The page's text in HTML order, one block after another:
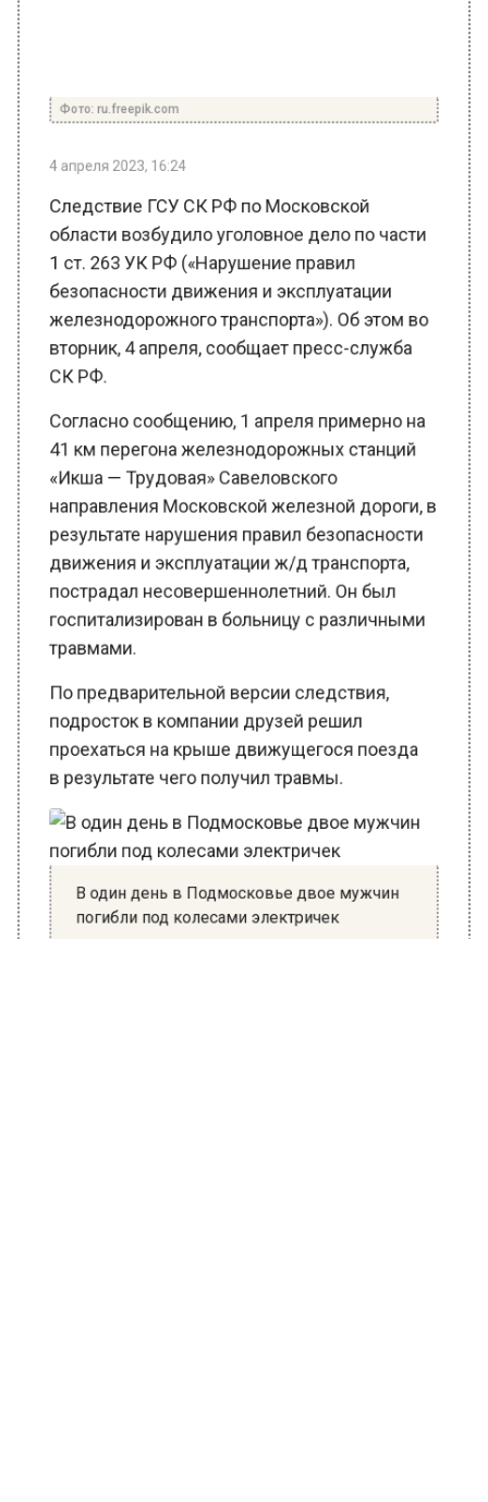
4 апреля 2023, 16:24
Следствие ГСУ СК РФ по Московской
1 ст. 263 УК РФ («Нарушение правил
безопасности движения и эксплуатации
железнодорожного транспорта»). Об этом во
вторник, 4 апреля, сообщает пресс-служба
СК РФ.
Согласно сообщению, 1 апреля примерно на
41 км перегона железнодорожных станций
«Икша — Трудовая» Савеловского
направления Московской железной дороги, в
результате нарушения правил безопасности
движения и эксплуатации ж/д транспорта,
пострадал несовершеннолетний. Он был
госпитализирован в больницу с различными
травмами.
По предварительной версии следствия,
подросток в компании друзей решил
проехаться на крыше движущегося поезда
в результате чего получил травмы.
В один день в Подмосковье двое мужчин
погибли под колесами электричек